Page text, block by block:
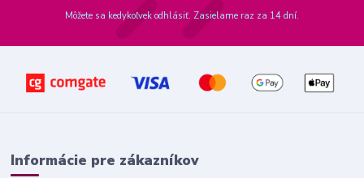
Môžete sa kedykoľvek odhlásiť. Zasielame raz za 14 dní.
Informácie pre zákazníkov